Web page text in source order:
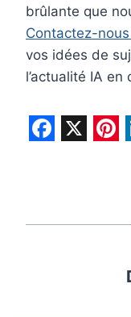
brûlante que
Contactez-
vos idées de
l’actualité IA en
e
t
k